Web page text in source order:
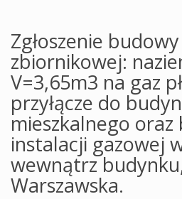
Zgłoszenie
zbiornikowej:
V=3,65m3 na gaz
przyłącze do
mieszkalnego oraz
instalacji gazowej
wewnątrz
Warszawska.